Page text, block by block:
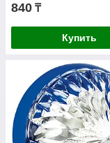
840 ₸
Купить